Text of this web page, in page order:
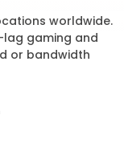
worldwide.
gaming and
or bandwidth